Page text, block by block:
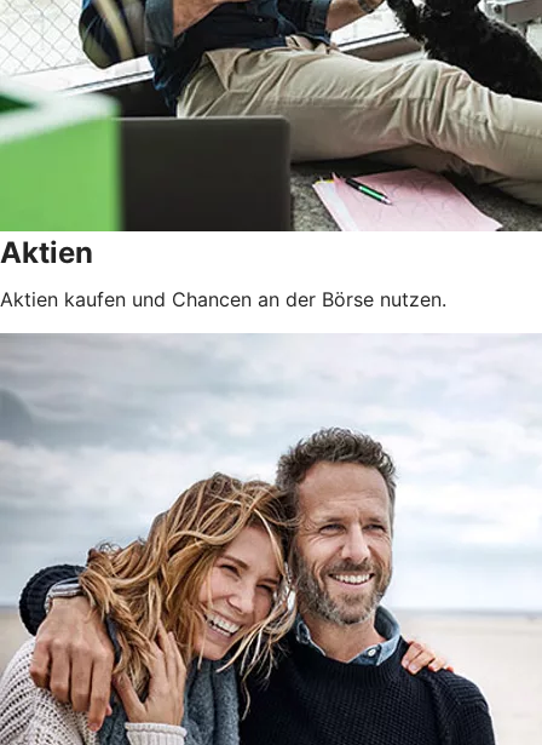
Aktien
Aktien kaufen und Chancen an der Börse nutzen.